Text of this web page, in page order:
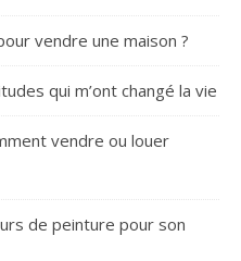
vendre une maison ?
qui m’ont changé la vie
vendre ou louer
de peinture pour son